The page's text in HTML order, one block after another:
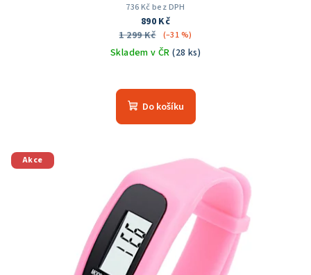
736 Kč bez DPH
890 Kč
1 299 Kč
(–31 %)
Skladem v ČR(28 ks)
hodnocení
produktu
Do košíku
Akce